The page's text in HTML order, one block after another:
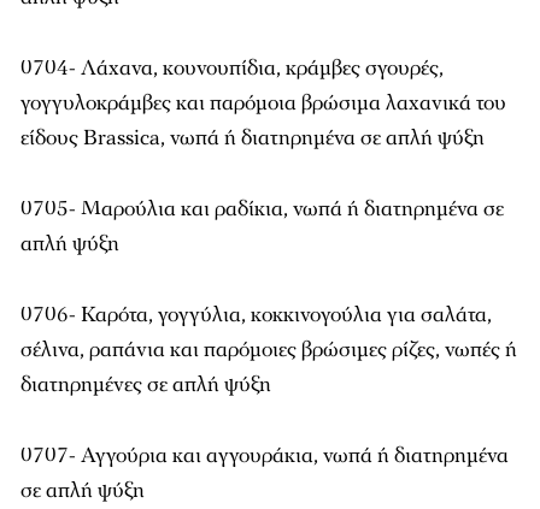
0704- Λάχανα, κουνουπίδια, κράμβες σγουρές,
γογγυλοκράμβες και παρόμοια βρώσιμα λαχανικά του
είδους Brassica, νωπά ή διατηρημένα σε απλή ψύξη
0705- Μαρούλια και ραδίκια, νωπά ή διατηρημένα σε
απλή ψύξη
0706- Καρότα, γογγύλια, κοκκινογούλια για σαλάτα,
σέλινα, ραπάνια και παρόμοιες βρώσιμες ρίζες, νωπές ή
διατηρημένες σε απλή ψύξη
0707- Αγγούρια και αγγουράκια, νωπά ή διατηρημένα
σε απλή ψύξη